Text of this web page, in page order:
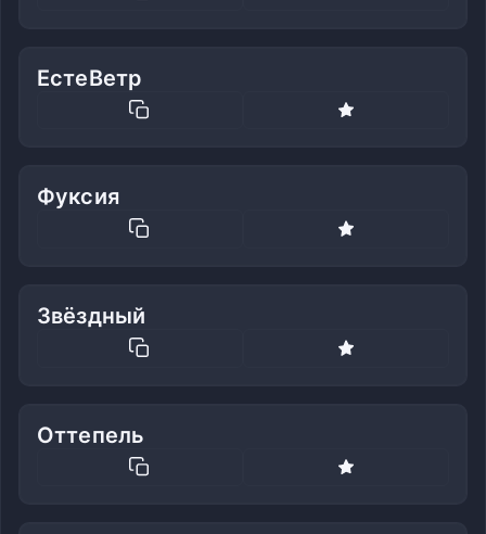
ЕстеВетр
Фуксия
Звёздный
Оттепель